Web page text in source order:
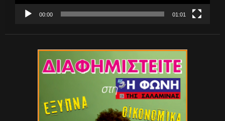
00:00 01:01